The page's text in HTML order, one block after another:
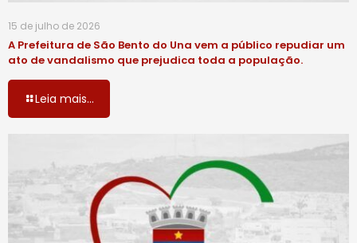
15 de julho de 2026
A Prefeitura de São Bento do Una vem a público repudiar um
ato de vandalismo que prejudica toda a população.
Leia mais...